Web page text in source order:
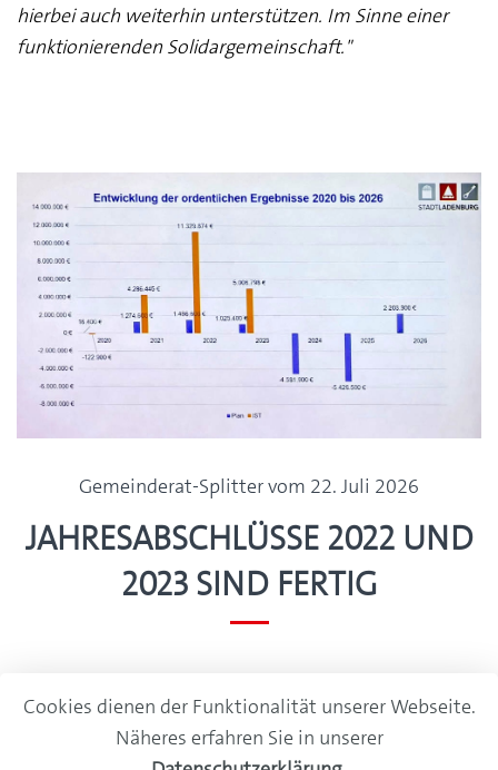
hierbei auch weiterhin unterstützen. Im Sinne einer
funktionierenden Solidargemeinschaft."
Gemeinderat-Splitter vom 22. Juli 2026
Jahresabschlüsse 2022 und
2023 sind fertig
Einnahmen verbucht sind, weiß man, wie es wirklich
Cookies dienen der Funktionalität unserer Webseite.
Näheres erfahren Sie in unserer